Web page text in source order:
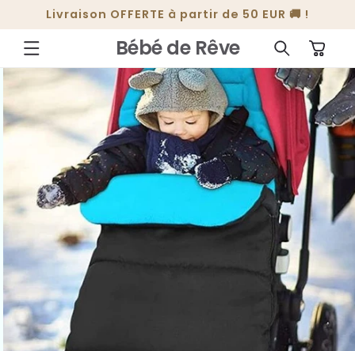
PASSER
AU
CONTENU
Livraison OFFERTE à partir de 50 EUR 🚚 !
Bébé de Rêve Panier
PASSER AUX
INFORMATIONS